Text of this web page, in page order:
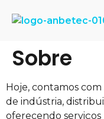
Sobre
Hoje, contamos
de indústria,
oferecendo